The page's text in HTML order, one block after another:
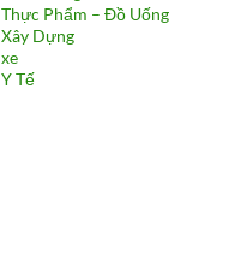
Thực Phẩm – Đồ Uống
Xây Dựng
xe
Y Tế